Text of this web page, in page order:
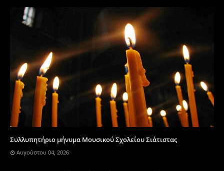
Συλλυπητήριο μήνυμα Μουσικού Σχολείου Σιάτιστας
Αυγούστου 04, 2026